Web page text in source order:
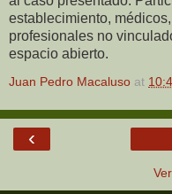
establecimiento,
profesionales no
espacio abierto.
Juan Pedro Macaluso at
‹